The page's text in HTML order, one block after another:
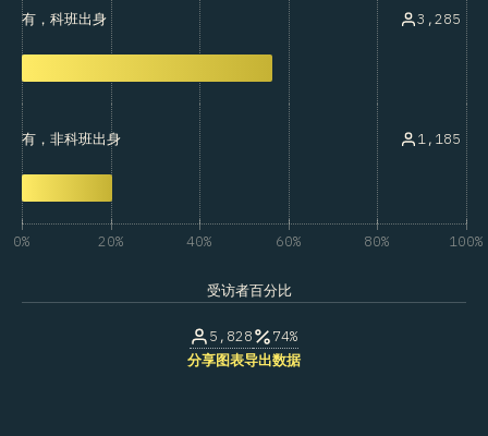
有，科班出身 3,285
有，非科班出身 1,185
0% 20% 40% 60% 80% 100%
受访者百分比
5,828
74%
分享图表导出数据